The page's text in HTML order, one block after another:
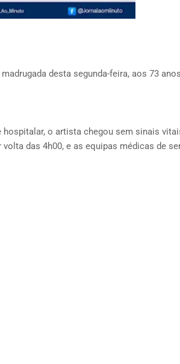
desta segunda-feira, aos 73
o artista chegou sem sinais
volta das 4h00, e as equipas médicas de